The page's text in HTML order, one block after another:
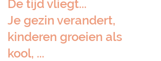
De tijd vliegt...
Je gezin verandert,
kinderen groeien als
kool, ...